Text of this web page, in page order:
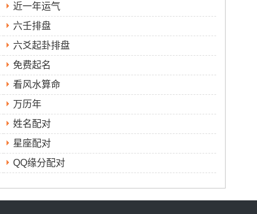
近一年运气
六壬排盘
六爻起卦排盘
免费起名
看风水算命
万历年
姓名配对
星座配对
QQ缘分配对